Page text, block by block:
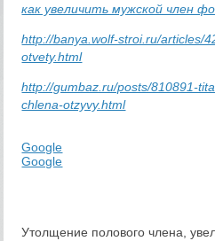
как увеличить мужской член
http://banya.wolf-stroi.ru/articles/
otvety.html
http://gumbaz.ru/posts/810891-
chlena-otzyvy.html
Google
Google
Утолщение полового члена,